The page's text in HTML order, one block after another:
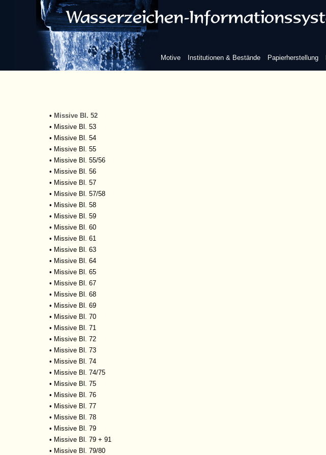
Motive Institutionen & Bestände Papierherstellung
•Missive Bl. 41
•Missive Bl. 42
•Missive Bl. 43
•Missive Bl. 44
•Missive Bl. 45
•Missive Bl. 46
•Missive Bl. 47
• Missive Bl. 52
• Missive Bl. 53
• Missive Bl. 54
• Missive Bl. 55
• Missive Bl. 55/56
• Missive Bl. 56
• Missive Bl. 57
• Missive Bl. 57/58
• Missive Bl. 58
• Missive Bl. 59
• Missive Bl. 60
• Missive Bl. 61
• Missive Bl. 63
• Missive Bl. 64
• Missive Bl. 65
• Missive Bl. 67
• Missive Bl. 68
• Missive Bl. 69
• Missive Bl. 70
• Missive Bl. 71
• Missive Bl. 72
• Missive Bl. 73
• Missive Bl. 74
• Missive Bl. 74/75
• Missive Bl. 75
• Missive Bl. 76
• Missive Bl. 77
• Missive Bl. 78
• Missive Bl. 79
• Missive Bl. 79 + 91
• Missive Bl. 79/80